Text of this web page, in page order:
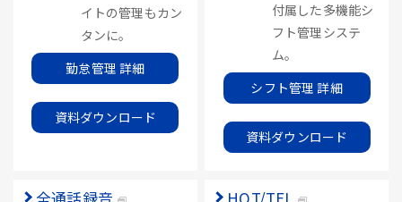
イトの管理もカン
タンに。
勤怠管理 詳細
資料ダウンロード
付属した多機能シ
フト管理システ
ム。
シフト管理 詳細
資料ダウンロード